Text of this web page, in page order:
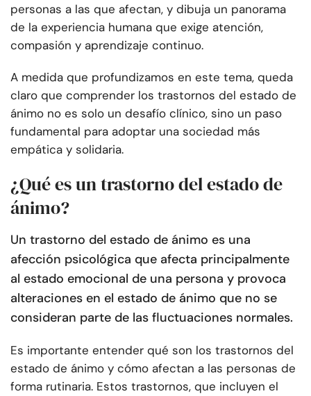
personas a las que afectan, y dibuja un panorama
de la experiencia humana que exige atención,
compasión y aprendizaje continuo.
A medida que profundizamos en este tema, queda
claro que comprender los trastornos del estado de
ánimo no es solo un desafío clínico, sino un paso
fundamental para adoptar una sociedad más
empática y solidaria.
¿Qué es un trastorno del estado de
ánimo?
Un trastorno del estado de ánimo es una
afección psicológica que afecta principalmente
al estado emocional de una persona y provoca
alteraciones en el estado de ánimo que no se
consideran parte de las fluctuaciones normales.
Es importante entender qué son los trastornos del
estado de ánimo y cómo afectan a las personas de
forma rutinaria. Estos trastornos, que incluyen el